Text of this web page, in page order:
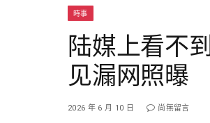
時事
陆媒上看不
见漏网照曝
2026 年 6 月 10 日 尚無留言